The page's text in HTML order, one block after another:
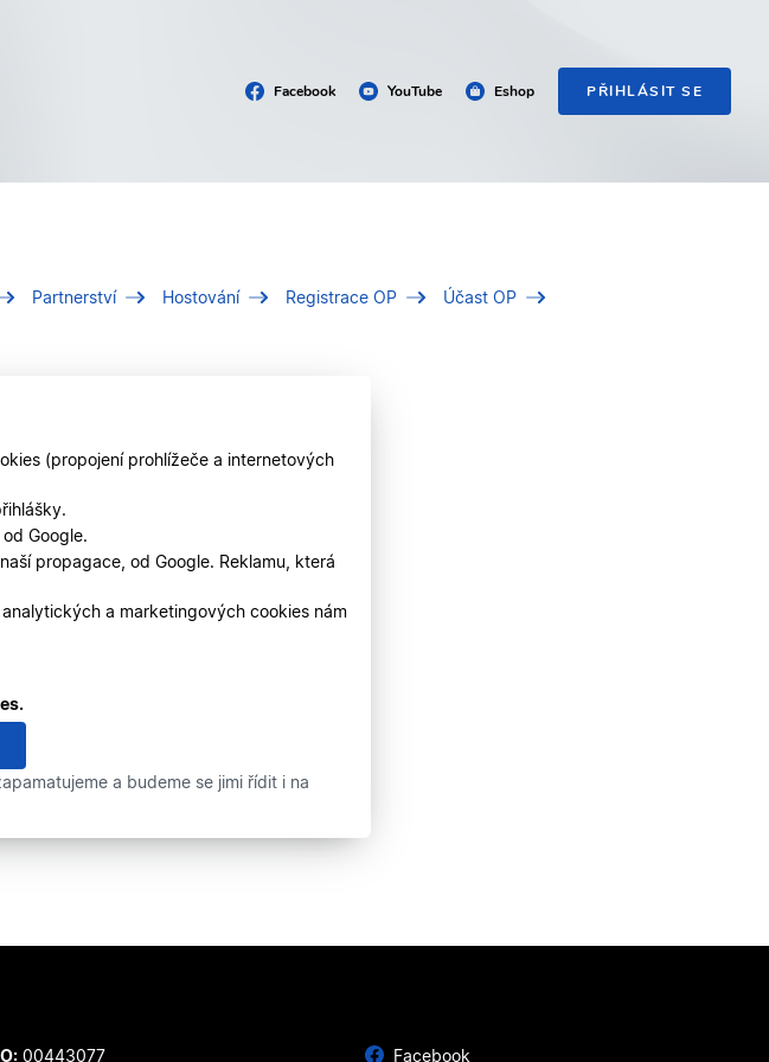
Facebook YouTube Eshop PŘIHLÁSIT SE
Partnerství Hostování Registrace OP Účast OP
00443077 Facebook
(propojení prohlížeče a internetových
Google.
propagace, od Google. Reklamu, která
a marketingových cookies nám
a budeme se jimi řídit i na